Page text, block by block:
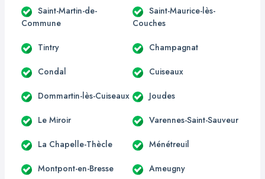
Saint-Martin-de-
Commune
Saint-Maurice-lès-
Couches
Tintry Champagnat
Condal Cuiseaux
Dommartin-lès-Cuiseaux Joudes
Le Miroir Varennes-Saint-Sauveur
La Chapelle-Thècle Ménétreuil
Montpont-en-Bresse Ameugny